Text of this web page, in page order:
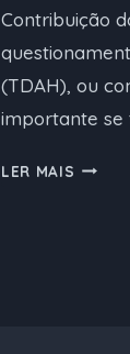
Contribuição
(TDAH), ou
importante se
LER MAIS